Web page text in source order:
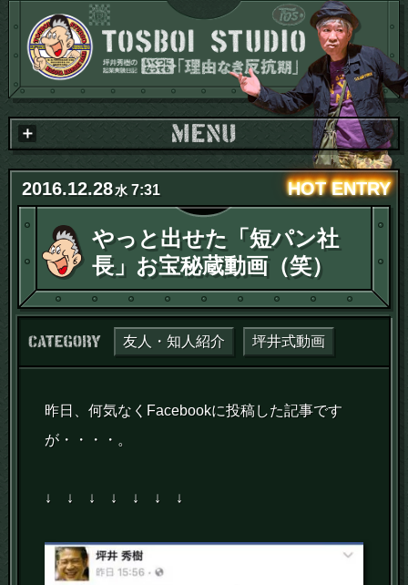
2016.12.28水 7:31
やっと出せた「短パン社
長」お宝秘蔵動画（笑）
カテゴリー：
友人・知人紹介 坪井式動画
昨日、何気なくFacebookに投稿した記事です
が・・・・。
↓ ↓ ↓ ↓ ↓ ↓ ↓